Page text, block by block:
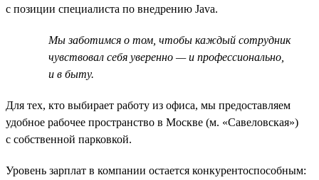
с позиции специалиста по внедрению Java.
Мы заботимся о том, чтобы каждый сотрудник
чувствовал себя уверенно — и профессионально,
и в быту.
Для тех, кто выбирает работу из офиса, мы предоставляем
удобное рабочее пространство в Москве (м. «Савеловская»)
с собственной парковкой.
Уровень зарплат в компании остается конкурентоспособным: